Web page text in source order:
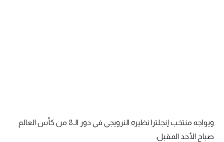
سعودي في الجول
ويواجه منتخب إنجلترا نظيره النرويجي في دور الـ8 من كأس العالم
صباح الأحد المقبل.